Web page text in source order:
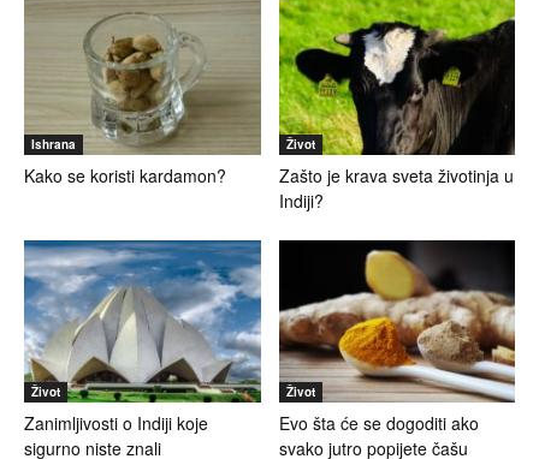
Ishrana
Kako se koristi kardamon?
Život
Zašto je krava sveta životinja u
Indiji?
Život
Zanimljivosti o Indiji koje
sigurno niste znali
Život
Evo šta će se dogoditi ako
svako jutro popijete čašu